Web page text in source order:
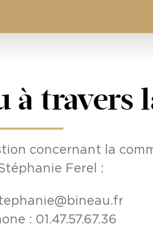
à travers
concernant la
Ferel :
: 01.47.57.67.36